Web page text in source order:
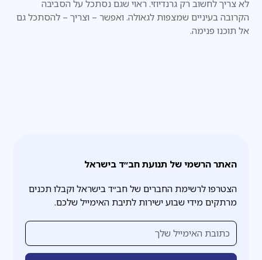
לא צריך לחשוב רק גרנדיוזי. ראוי שגם נסתכל על הסביבה
הקרובה בעיניים שמצפות לגאולה. ואפשר – וצריך – להסתכל גם
אל תוכנו פנימה.
האתר הרשמי של תנועת חב״ד בישראל
הצטרפו לרשימת החברים של חב״ד בישראל וקבלו תכנים
מרתקים מידי שבוע ישירות לתיבת האימייל שלכם.